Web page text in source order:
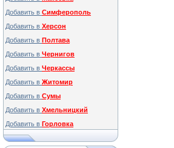
Добавить в Симферополь
Добавить в Херсон
Добавить в Полтава
Добавить в Чернигов
Добавить в Черкассы
Добавить в Житомир
Добавить в Сумы
Добавить в Хмельницкий
Добавить в Горловка